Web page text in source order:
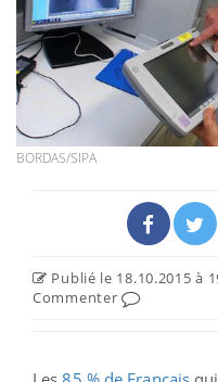
BORDAS/SIPA
Publié le 18.10.2015 à
Commenter